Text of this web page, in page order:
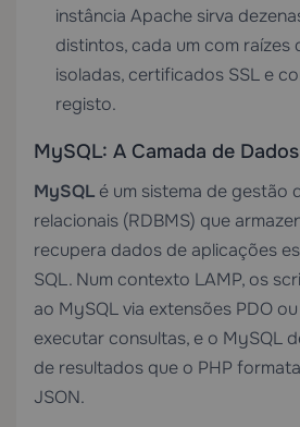
instância Apache sirva
distintos, cada um com raízes
isoladas, certificados SSL e
registo.
MySQL: A Camada de Dados
MySQL é um sistema de gestão
relacionais (RDBMS) que
recupera dados de aplicações
SQL. Num contexto LAMP, os
ao MySQL via extensões PDO
executar consultas, e o MySQL
de resultados que o PHP
JSON.